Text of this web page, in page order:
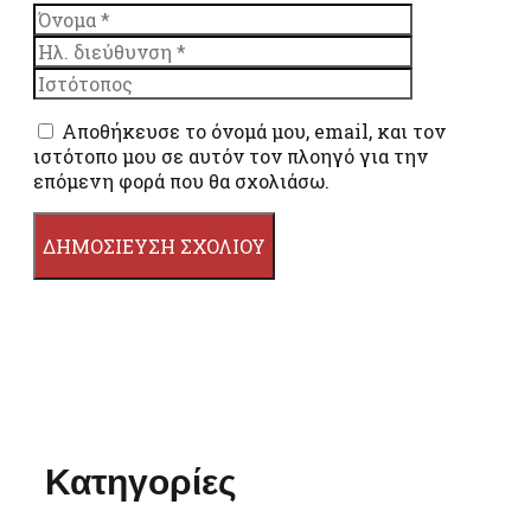
Όνομα
διεύθυνση
Αποθήκευσε το όνομά μου, email, και τον
ιστότοπο μου σε αυτόν τον πλοηγό για την
επόμενη φορά που θα σχολιάσω.
Κατηγορίες